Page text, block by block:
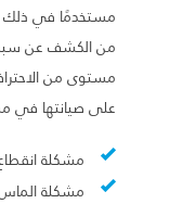
مستخدمًا في ذلك
من الكشف عن
مستوى من
على صيانتها في
مشكلة انقطاع
مشكلة الماس